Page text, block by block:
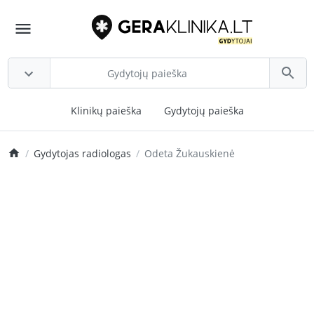
Klinikų paieška Gydytojų paieška
Gydytojas radiologas Odeta Žukauskienė